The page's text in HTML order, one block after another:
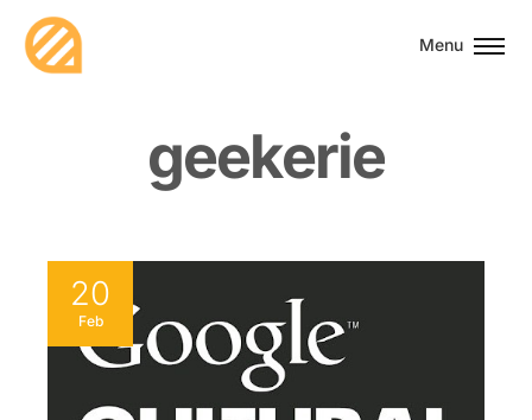
Menu
geekerie
20
Feb